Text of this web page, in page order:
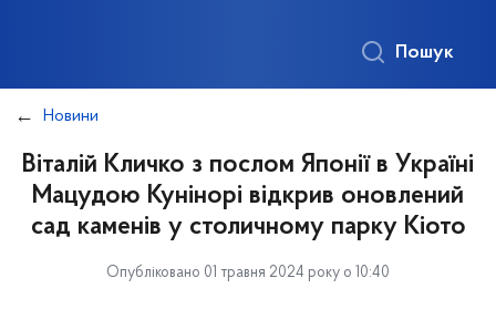
Пошук
Новини
Віталій Кличко з послом Японії в Україні
Мацудою Кунінорі відкрив оновлений
сад каменів у столичному парку Кіото
Опубліковано 01 травня 2024 року о 10:40